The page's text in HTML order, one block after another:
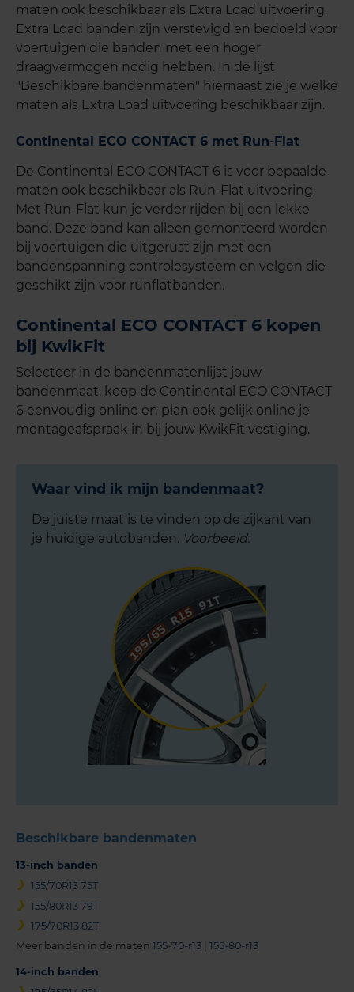
maten ook beschikbaar als Extra Load uitvoering.
Extra Load banden zijn verstevigd en bedoeld voor
voertuigen die banden met een hoger
draagvermogen nodig hebben. In de lijst
"Beschikbare bandenmaten" hiernaast zie je welke
maten als Extra Load uitvoering beschikbaar zijn.
Continental ECO CONTACT 6 met Run-Flat
De Continental ECO CONTACT 6 is voor bepaalde
maten ook beschikbaar als Run-Flat uitvoering.
Met Run-Flat kun je verder rijden bij een lekke
band. Deze band kan alleen gemonteerd worden
bij voertuigen die uitgerust zijn met een
bandenspanning controlesysteem en velgen die
geschikt zijn voor runflatbanden.
Continental ECO CONTACT 6 kopen
bij KwikFit
Selecteer in de bandenmatenlijst jouw
bandenmaat, koop de Continental ECO CONTACT
6 eenvoudig online en plan ook gelijk online je
montageafspraak in bij jouw KwikFit vestiging.
Waar vind ik mijn bandenmaat?
De juiste maat is te vinden op de zijkant van
je huidige autobanden. Voorbeeld:
Beschikbare bandenmaten
13-inch banden
155/70R13 75T
155/80R13 79T
175/70R13 82T
Meer banden in de maten 155-70-r13 155-80-r13
14-inch banden